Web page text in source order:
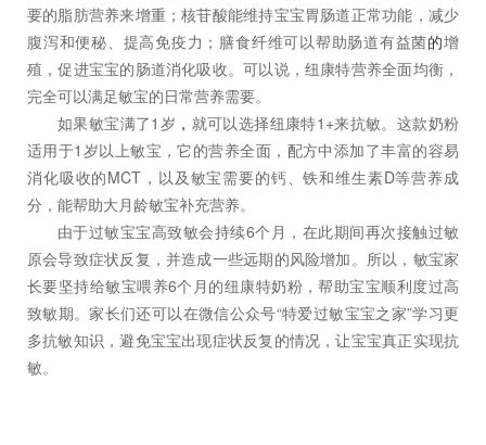
要的脂肪营养来增重；核苷酸能维持宝宝胃肠道正常功能，减少
腹泻和便秘、提高免疫力；膳食纤维可以帮助肠道有益菌的增
殖，促进宝宝的肠道消化吸收。可以说，纽康特营养全面均衡，
完全可以满足敏宝的日常营养需要。
如果敏宝满了1岁 ， 就可以选择纽康特1+来抗敏。这款奶粉
适用于1岁以上敏宝，它的营养全面，配方中添加了丰富的容易
消化吸收的MCT，以及敏宝需要的钙、铁和维生素D等营养成
分，能帮助大月龄敏宝补充营养。
由于过敏宝宝高致敏会持续6个月，在此期间再次接触过敏
原会导致症状反复，并造成一些远期的风险增加。所以，敏宝家
长要坚持给敏宝喂养6个月的纽康特奶粉，帮助宝宝顺利度过高
致敏期。家长们还可以在微信公众号“特爱过敏宝宝之家”学习更
多抗敏知识，避免宝宝出现症状反复的情况，让宝宝真正实现抗
敏。